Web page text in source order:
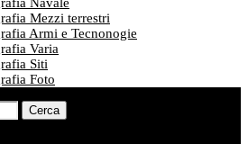
Mezzi terrestri
Armi e Tecnonogie
Varia
Siti
Foto
Cerca